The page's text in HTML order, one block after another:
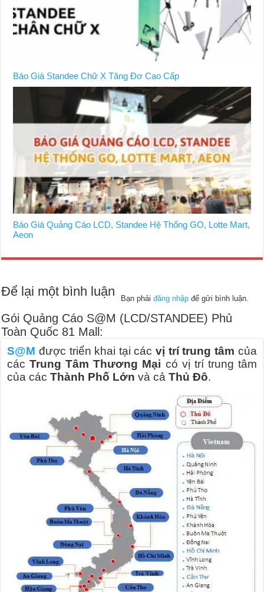
Báo Giá Standee Chữ X Tăng Đơ Cao Cấp
Báo Giá Quảng Cáo LCD, Standee Hệ Thống GO, Lotte Mart,
Aeon
Để lại một bình luận Bạn phảiđăng nhập để gửi bình luận.
Gói Quảng Cáo S@M (LCD/STANDEE) Phủ
Toàn Quốc 81 Mall:
S@M được triển khai tại cácvị trí trung tâm của
cácTrung Tâm Thương Mại có vị trí trung tâm
của cácThành Phố Lớn và cảThủ Đô.